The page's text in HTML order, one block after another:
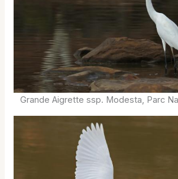
Grande Aigrette ssp. Modesta, Parc